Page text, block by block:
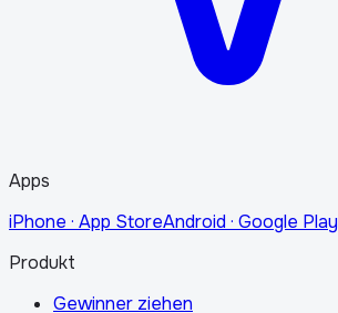
Apps
iPhone · App StoreAndroid · Google Play
Produkt
Gewinner ziehen